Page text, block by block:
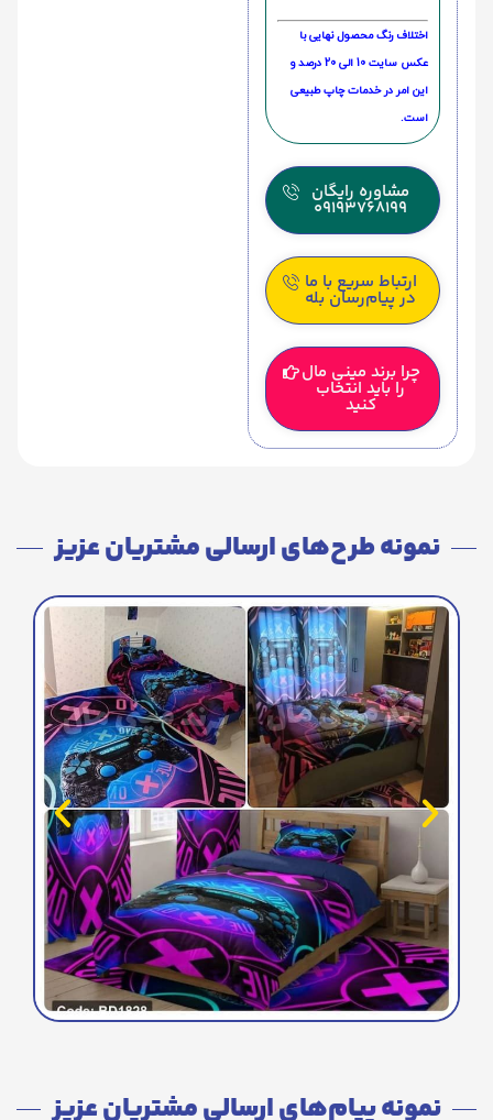
اختلاف رنگ محصول نهایی با
عکس سایت 10 الی 20 درصد و
این امر در خدمات چاپ طبیعی
است.
مشاوره رایگان
09193768199
ارتباط سریع با ما
در پیام‌رسان بله
چرا برند مینی مال
را باید انتخاب
کنید
نمونه طرح‌های ارسالی مشتریان عزیز
نمونه پیام‌های ارسالی مشتریان عزیز